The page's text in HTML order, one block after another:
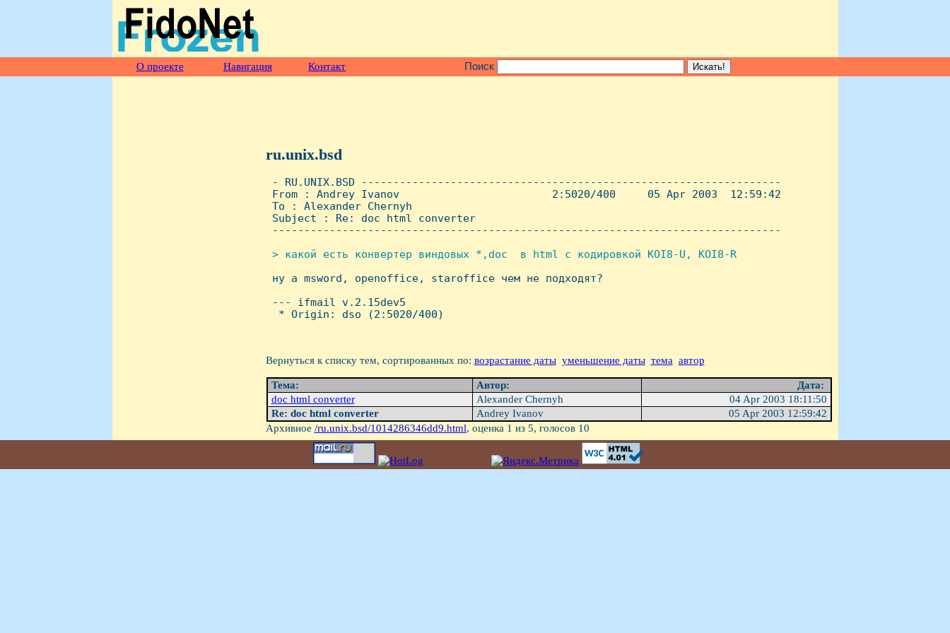
О проекте Навигация Контакт Поиск
ru.unix.bsd
- RU.UNIX.BSD ------------------------------------------------------------------
From : Andrey Ivanov                        2:5020/400     05 Apr 2003  12:59:42
To : Alexander Chernyh
Subject : Re: doc html converter
--------------------------------------------------------------------------------
> какой есть конвертер виндовых *,doc  в html с кодировкой KOI8-U, KOI8-R
ну а msword, openoffice, staroffice чем не подходят?
--- ifmail v.2.15dev5
  * Origin: dso (2:5020/400)
Вернуться к списку тем, сортированных по: возрастание даты уменьшение даты тема автор
Тема: Автор:
Дата:
doc html converter
Alexander Chernyh
04 Apr 2003 18:11:50
Re: doc html converter
Andrey Ivanov
05 Apr 2003 12:59:42
Архивное /ru.unix.bsd/1014286346dd9.html, оценка 1 из 5, голосов 10